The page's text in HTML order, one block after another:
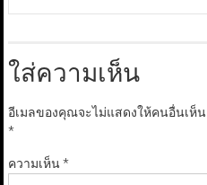
ใส่ความเห็น
อีเมลของคุณจะไม่แสดงให้คนอื่นเห็น
*
ความเห็น*